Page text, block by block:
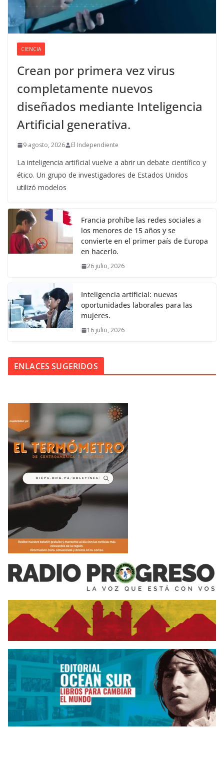
CIENCIA
Crean por primera vez virus
completamente nuevos
diseñados mediante Inteligencia
Artificial generativa.
9 agosto, 2026 El Independiente
La inteligencia artificial vuelve a abrir un debate científico y
ético. Un grupo de investigadores de Estados Unidos
utilizó modelos
Francia prohíbe las redes sociales a
los menores de 15 años y se
convierte en el primer país de Europa
en hacerlo.
26 julio, 2026
Inteligencia artificial: nuevas
oportunidades laborales para las
mujeres.
16 julio, 2026
ENLACES SUGERIDOS